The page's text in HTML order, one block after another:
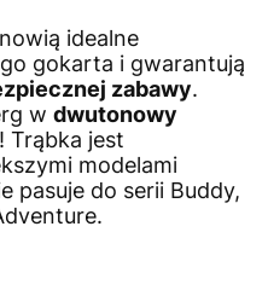
idealne
gokarta i gwarantują
zabawy.
w dwutonowy
! Trąbka jest
modelami
pasuje do serii Buddy,